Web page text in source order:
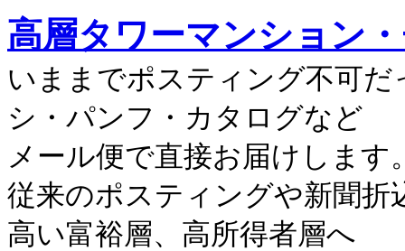
高層タワーマンション
いままでポスティング不可
シ・パンフ・カタログなど
メール便で直接お届けします
従来のポスティングや新聞
高い富裕層、高所得者層へ